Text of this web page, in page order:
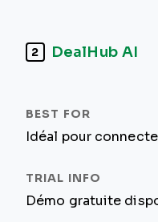
2 DealHub AI
Idéal pour
Démo gratuite